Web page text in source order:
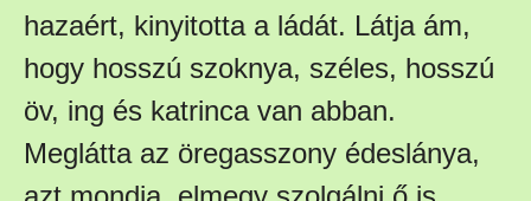
hazaért, kinyitotta a ládát. Látja ám,
hogy hosszú szoknya, széles, hosszú
öv, ing és katrinca van abban.
Meglátta az öregasszony édeslánya,